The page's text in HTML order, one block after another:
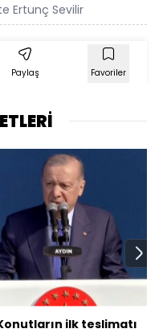
Ertunç Sevilir
Paylaş Favoriler
ilk teslimatı